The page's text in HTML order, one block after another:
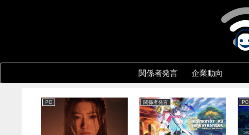
関係者発言 企業動向
PC 関係者発言 PC